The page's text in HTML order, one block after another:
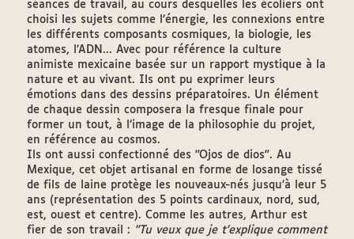
séances de travail, au cours desquelles les écoliers ont
choisi les sujets comme l’énergie, les connexions entre
les différents composants cosmiques, la biologie, les
atomes, l’ADN... Avec pour référence la culture
animiste mexicaine basée sur un rapport mystique à la
nature et au vivant. Ils ont pu exprimer leurs
émotions dans des dessins préparatoires. Un élément
de chaque dessin composera la fresque finale pour
former un tout, à l’image de la philosophie du projet,
en référence au cosmos.
Ils ont aussi confectionné des "Ojos de dios". Au
Mexique, cet objet artisanal en forme de losange tissé
de fils de laine protège les nouveaux-nés jusqu’à leur 5
ans (représentation des 5 points cardinaux, nord, sud,
est, ouest et centre). Comme les autres, Arthur est
fier de son travail : "Tu veux que je t'explique comment